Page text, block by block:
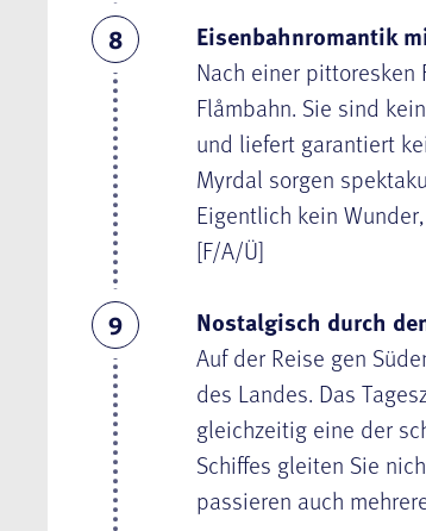
8
Eisenbahnromantik
Nach einer
Flåmbahn. Sie sind
und liefert garantiert
Myrdal sorgen
Eigentlich kein
[F/A/Ü]
9
Nostalgisch durch
Auf der Reise gen
des Landes. Das
gleichzeitig eine der
Schiffes gleiten Sie
passieren auch